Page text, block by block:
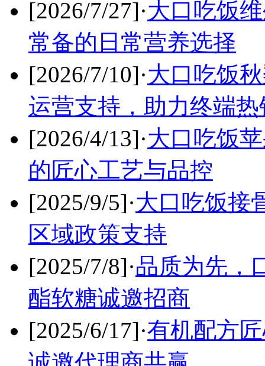
[2026/7/27]·大口吃饭
常备的日常营养选择
[2026/7/10]·大口吃饭
运营支持，助力终端热
[2026/4/13]·大口吃饭
的匠心工艺与品控
[2025/9/5]·大口吃饭接
区域政策支持
[2025/7/8]·品质为先，
酯软糖诚邀招商
[2025/6/17]·有机配方